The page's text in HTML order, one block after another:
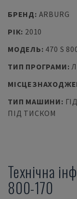
БРЕНД: ARBURG
РІК: 2010
МОДЕЛЬ: 470 S
ТИП ПРОГРАМИ:
ТИП МАШИНИ:
ПІД ТИСКОМ
Технічна
800-170